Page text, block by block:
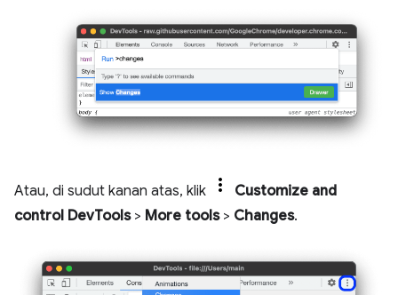
Atau, di sudut kanan atas, klik
Customize and
control DevTools> More tools> Changes.